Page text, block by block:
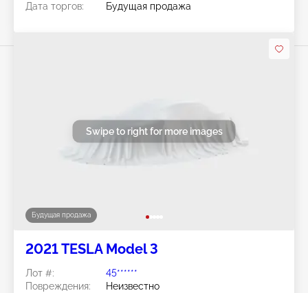
Дата торгов:
Будущая продажа
Будущая продажа
Swipe to right for more images
2021 TESLA Model 3
Лот #:
45******
Повреждения:
Неизвестно